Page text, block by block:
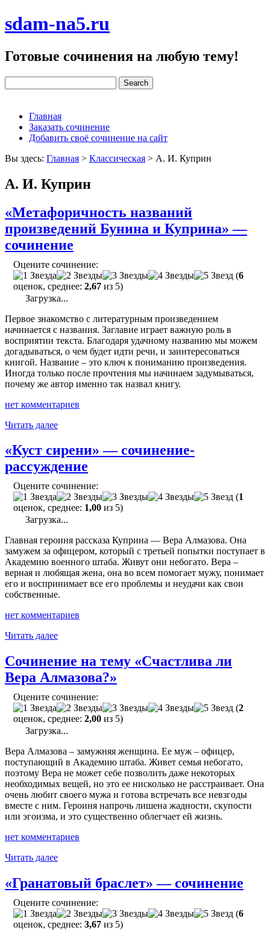
sdam-na5.ru
Готовые сочинения на любую тему!
Главная
Заказать сочинение
Добавить своё сочинение на сайт
Вы здесь: Главная > Классическая > А. И. Куприн
А. И. Куприн
«Метафоричность названий
произведений Бунина и Куприна» —
сочинение
Оцените сочинение:
(6
оценок, среднее: 2,67 из 5)
Загрузка...
Первое знакомство с литературным произведением
начинается с названия. Заглавие играет важную роль в
восприятии текста. Благодаря удачному названию мы можем
догадываться, о чем будет идти речи, и заинтересоваться
книгой. Название – это ключ к пониманию произведения.
Иногда только после прочтения мы начинаем задумываться,
почему же автор именно так назвал книгу.
нет комментариев
Читать далее"«Метафоричность
произведений
Бунина
и
—
сочинение"
«Куст сирени» — сочинение-
рассуждение
Оцените сочинение:
(1
оценок, среднее: 1,00 из 5)
Загрузка...
Главная героиня рассказа Куприна — Вера Алмазова. Она
замужем за офицером, который с третьей попытки поступает в
Академию военного штаба. Живут они небогато. Вера –
верная и любящая жена, она во всем помогает мужу, понимает
его и воспринимает все его проблемы и неудачи как свои
собственные.
нет комментариев
Читать далее"«Куст
сочинение-
рассуждение"
Сочинение на тему «Счастлива ли
Вера Алмазова?»
Оцените сочинение:
(2
оценок, среднее: 2,00 из 5)
Загрузка...
Вера Алмазова – замужняя женщина. Ее муж – офицер,
поступающий в Академию штаба. Живет семья небогато,
поэтому Вера не может себе позволить даже некоторых
необходимых вещей, но это ее нисколько не расстраивает. Она
очень любит своего мужа и готова встречать все невзгоды
вместе с ним. Героиня напрочь лишена жадности, скупости
или эгоизма, и это существенно облегчает ей жизнь.
нет комментариев
Читать далее"Сочинение
«Счастлива
ли
Вера
Алмазова?»"
«Гранатовый браслет» — сочинение
Оцените сочинение:
(6
оценок, среднее: 3,67 из 5)